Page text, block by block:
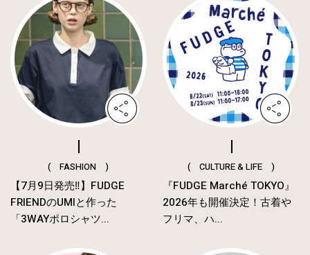
( FASHION )
【7月9日発売‼︎】FUDGE
FRIENDのUMIと作った
「3WAYポロシャツ...
( CULTURE & LIFE )
『FUDGE Marché TOKYO』
2026年も開催決定！古着や
フリマ、ハ...